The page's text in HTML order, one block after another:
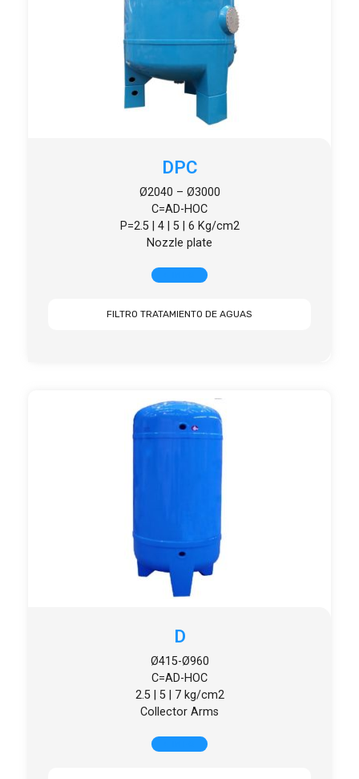
DPC
Ø2040 – Ø3000
C=AD-HOC
P=2.5 | 4 | 5 | 6 Kg/cm2
Nozzle plate
FILTRO TRATAMIENTO DE AGUAS
D
Ø415-Ø960
C=AD-HOC
2.5 | 5 | 7 kg/cm2
Collector Arms